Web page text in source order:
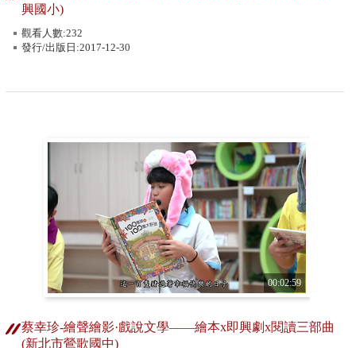
興國小)
觀看人數:232
發行/出版日:2017-12-30
00:02:59
蔡幸珍-繪聲繪影·戲說文學——繪本x即興劇x閱讀三部曲
(新北市鶯歌國中)